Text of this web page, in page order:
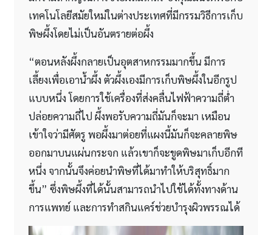
เทคโนโลยีสมัยใหม่ในต่างประเทศที่มีกรรมวิธีการเก็บ
พิษผึ้งโดยไม่เป็นอันตรายต่อผึ้ง
“ตอนหลังผึ้งกลายเป็นอุตสาหกรรมมากขึ้น มีการ
เลี้ยงเพื่อเอาน้ำผึ้ง ตัวผึ้งเองมีการเก็บพิษผึ้งในอีกรูป
แบบหนึ่ง โดยการใช้เครื่องที่ส่งคลื่นไฟฟ้าความถี่ต่ำ
ปล่อยความถี่ไป ผึ้งพอรับความถี่มันก็จะมา เหมือน
เข้าใจว่ามีศัตรู พอผึ้งมาต่อยที่แผงนี้มันก็จะคลายพิษ
ออกมาบนแผ่นกระจก แล้วเขาก็จะขูดพิษมาเก็บอีกที
หนึ่ง จากนั้นจึงค่อยนำพิษที่ได้มาทำให้บริสุทธิ์มาก
ขึ้น” ซึ่งพิษผึ้งที่ได้นั้นสามารถนำไปใช้ได้ทั้งทางด้าน
การแพทย์ และการทำสกินแคร์ช่วยบำรุงผิวพรรณได้